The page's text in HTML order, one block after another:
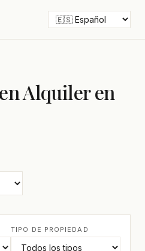
Alquiler en
TIPO DE PROPIEDAD